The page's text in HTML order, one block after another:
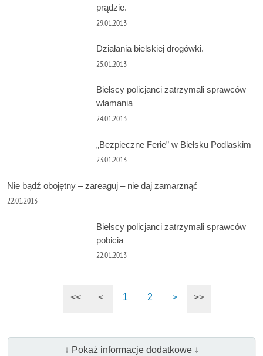
prądzie.
29.01.2013
Działania bielskiej drogówki.
25.01.2013
Bielscy policjanci zatrzymali sprawców
włamania
24.01.2013
„Bezpieczne Ferie” w Bielsku Podlaskim
23.01.2013
Nie bądź obojętny – zareaguj – nie daj zamarznąć
22.01.2013
Bielscy policjanci zatrzymali sprawców
pobicia
22.01.2013
<< < 1 2 > >>
↓ Pokaż informacje dodatkowe ↓